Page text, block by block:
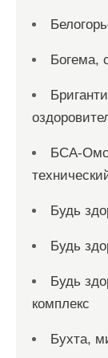
Богема,
БСА-
Будь
Будь
Будь
комплекс
Бухта,